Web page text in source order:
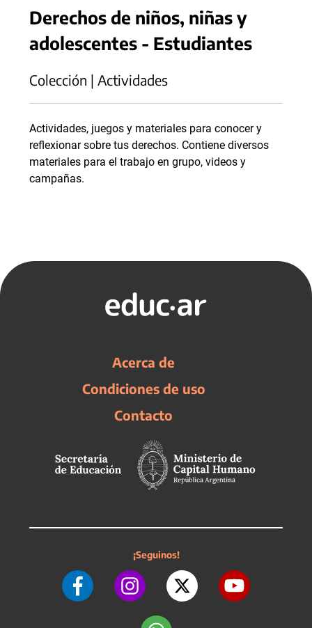
Derechos de niños, niñas y
adolescentes - Estudiantes
Colección | Actividades
Actividades, juegos y materiales para conocer y
reflexionar sobre tus derechos. Contiene diversos
materiales para el trabajo en grupo, videos y
campañas.
Acerca de
Condiciones de uso
Contacto
¡Seguinos!